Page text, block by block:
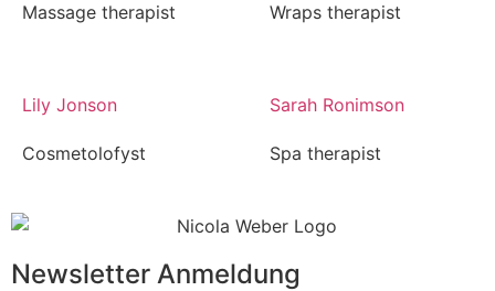
Massage therapist Wraps therapist
Lily Jonson
Cosmetolofyst
Sarah Ronimson
Spa therapist
Newsletter Anmeldung